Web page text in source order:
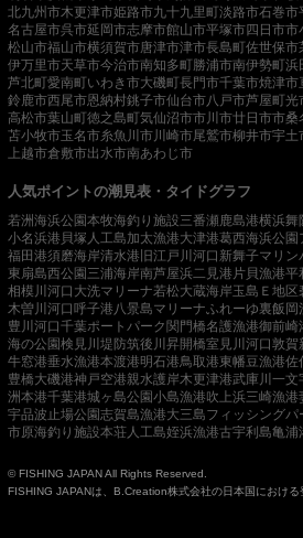
北九州市木更津市姫路市九十九里町淡路市石巻市
名古屋市呉市延岡市志摩市館山市平塚市四日市市
松山市福山市横須賀市唐津市津市長島町佐世保市
伊万里市天草市今治市南知多町勝浦市南伊勢町浜
芦北町愛南町いわき市大磯町長門市千葉市焼津市
鈴鹿市西尾市恩納村銚子市仙台市八戸市芦屋町光
高松市葉山町徳之島町気仙沼市市川市廿日市市桑
苫小牧市玉名市糸魚川市 川崎市尾鷲市柳井市宇土
上越市倉敷市出水市南あわじ市
人気ポイントの潮見表・タイドグラフ
若洲海浜公園本牧海釣り施設三番瀬 鹿島港横浜舞
小名浜港 貝塚人工島加太漁港大津港葛西海浜公園
福田港須磨海岸清水港 旧江戸川河口 新舞子マリン
東扇島西公園三浦海岸南芦屋浜二見港 片貝漁港平
相模川河口 大洗マリーナ若松大蔵海岸玉島Ｅ地区
木曽川河口呼子港 八景島マリーナふれーゆ裏飯岡
豊川河口千葉ポートパーク関門橋名護漁港御前崎
海の公園検見川堤防筑後川昇開橋室見川河口敦賀
牛窓港垂水漁港本渡港明石港鳥取港東幡豆漁港佐
豊橋大磯港神戸空港親水護岸木更津港武庫川一文
洲本港千葉港城ヶ島公園小島漁港吹上浜三崎漁港
宇品波止場公園志賀島漁港大三島フィッシングパ
市原海釣り施設本荘人工島姪浜漁港古宇利島亀浦
© FISHING JAPAN All Rights Reserved.
FISHING JAPANは、B.Creation株式会社の日本国における